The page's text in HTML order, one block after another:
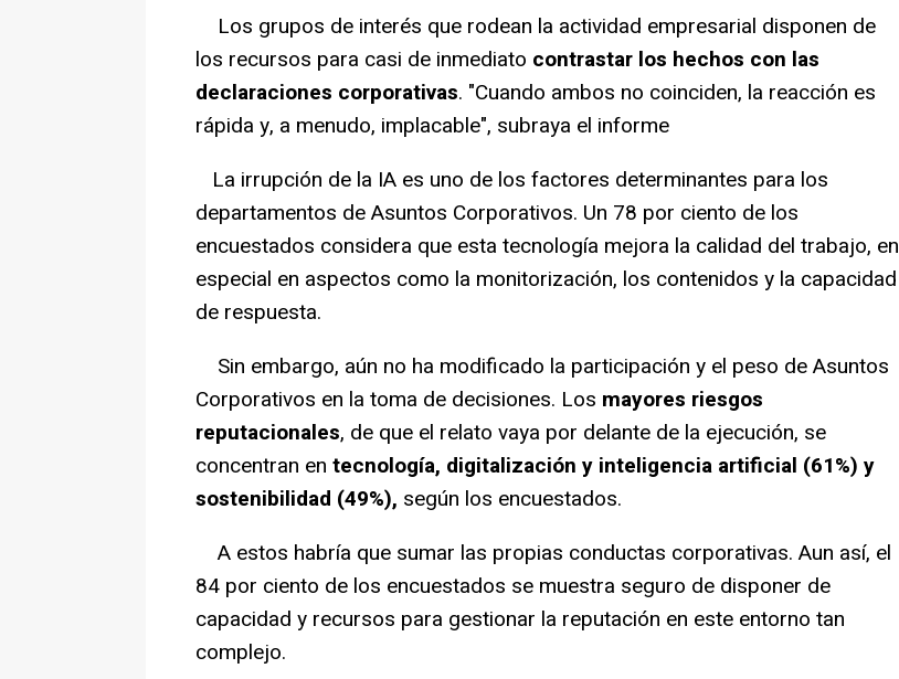
Los grupos de interés que rodean la actividad empresarial disponen de
los recursos para casi de inmediato contrastar los hechos con las
declaraciones corporativas. "Cuando ambos no coinciden, la reacción es
rápida y, a menudo, implacable", subraya el informe
La irrupción de la IA es uno de los factores determinantes para los
departamentos de Asuntos Corporativos. Un 78 por ciento de los
encuestados considera que esta tecnología mejora la calidad del trabajo, en
especial en aspectos como la monitorización, los contenidos y la capacidad
de respuesta.
Sin embargo, aún no ha modificado la participación y el peso de Asuntos
Corporativos en la toma de decisiones. Los mayores riesgos
reputacionales, de que el relato vaya por delante de la ejecución, se
concentran en tecnología, digitalización y inteligencia artificial (61%) y
sostenibilidad (49%), según los encuestados.
A estos habría que sumar las propias conductas corporativas. Aun así, el
84 por ciento de los encuestados se muestra seguro de disponer de
capacidad y recursos para gestionar la reputación en este entorno tan
complejo.